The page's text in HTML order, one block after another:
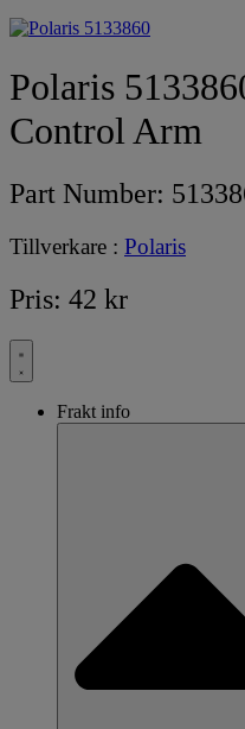
Polaris
Control Arm
Part Number:
Tillverkare : Polaris
Pris: 42 kr
Frakt info